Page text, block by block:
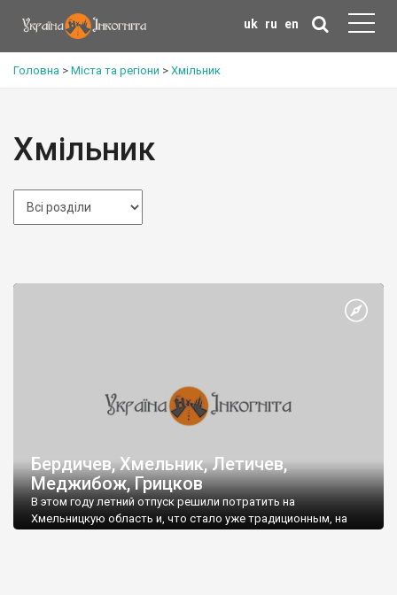
uk ru en
Головна > Міста та регіони > Хмільник
Хмільник
Бердичев, Хмельник, Летичев,
Меджибож, Грицков
В этом году летний отпуск решили потратить на
Хмельницкую область и, что стало уже традиционным, на